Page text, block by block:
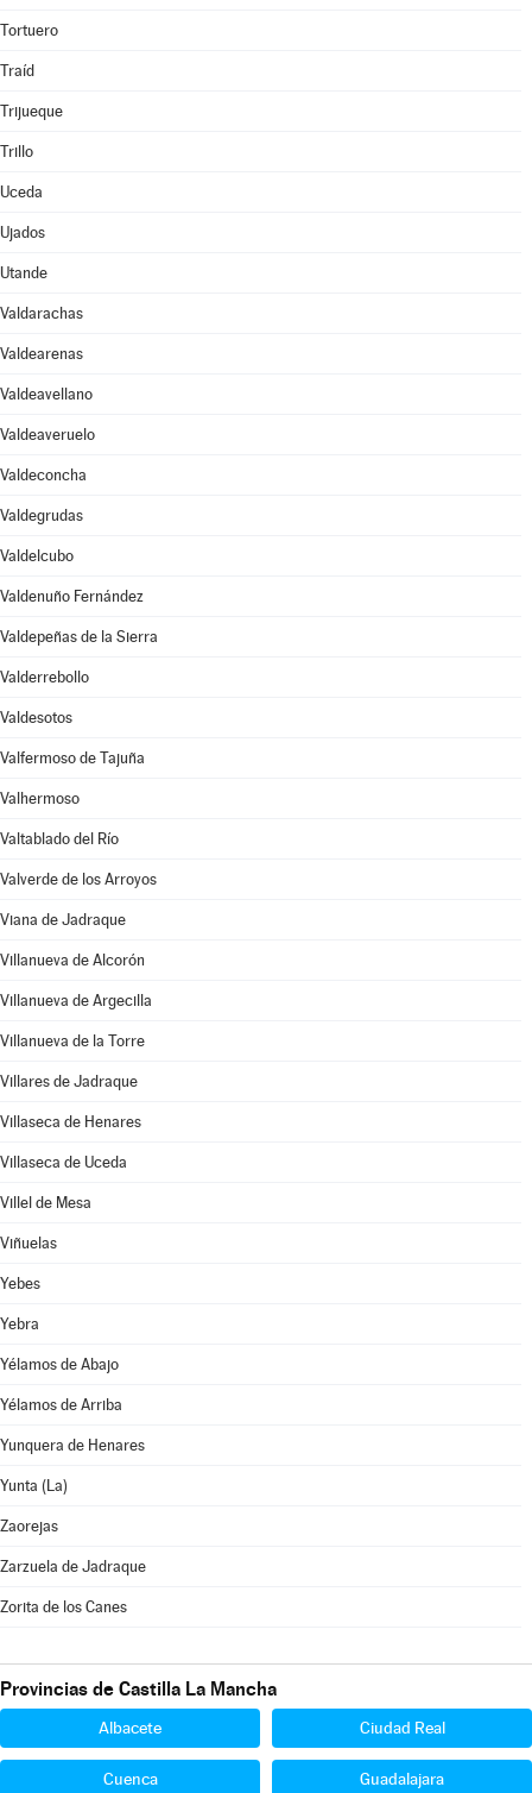
Tortuero
Traíd
Trijueque
Trillo
Uceda
Ujados
Utande
Valdarachas
Valdearenas
Valdeavellano
Valdeaveruelo
Valdeconcha
Valdegrudas
Valdelcubo
Valdenuño Fernández
Valdepeñas de la Sierra
Valderrebollo
Valdesotos
Valfermoso de Tajuña
Valhermoso
Valtablado del Río
Valverde de los Arroyos
Viana de Jadraque
Villanueva de Alcorón
Villanueva de Argecilla
Villanueva de la Torre
Villares de Jadraque
Villaseca de Henares
Villaseca de Uceda
Villel de Mesa
Viñuelas
Yebes
Yebra
Yélamos de Abajo
Yélamos de Arriba
Yunquera de Henares
Yunta (La)
Zaorejas
Zarzuela de Jadraque
Zorita de los Canes
Provincias de Castilla La Mancha
Albacete Ciudad Real
Cuenca Guadalajara